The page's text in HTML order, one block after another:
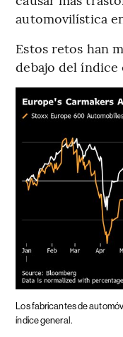
automovilística
Estos retos han
debajo del índice
Los fabricantes de
índice general.